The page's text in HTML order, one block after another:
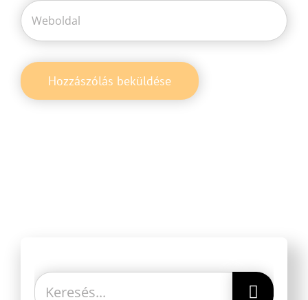
Keresés...